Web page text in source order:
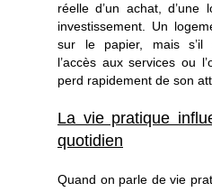
MON COMPTE
réelle d’un achat, d’une
investissement. Un
sur le papier, mais s’il
l’accès aux services ou
perd rapidement de son
La vie pratique
quotidien
Quand on parle de vie